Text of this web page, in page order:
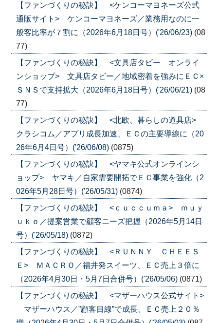
【ファンづくりの秘訣】 <ケンコーマヨネーズ公式
通販サイト> ケンコーマヨネーズ／業務用なのに一
般客比率が７割に（2026年6月18日号）('26/06/23) (08
77)
【ファンづくりの秘訣】 <文具店タビー オンライ
ンショップ> 文具店タビー／地域密着を強みにＥＣ×
ＳＮＳで支持拡大（2026年6月18日号）('26/06/21) (08
77)
【ファンづくりの秘訣】 <北欧、暮らしの道具店>
クラシコム／アプリ成長加速、ＥＣの主要導線に（20
26年6月4日号）('26/06/08) (0875)
【ファンづくりの秘訣】 <ヤマキ公式オンラインシ
ョップ> ヤマキ／自家需要開拓でＥＣ事業を強化（2
026年5月28日号）('26/05/31) (0874)
【ファンづくりの秘訣】 <ｃｕｃｃｕｍａ> ｍｕｙ
ｕｋｏ／提案営業で顧客ニーズ把握（2026年5月14日
号）('26/05/18) (0872)
【ファンづくりの秘訣】 <ＲＵＮＮＹ ＣＨＥＥＳ
Ｅ> ＭＡＣＲＯ／福井発スイーツ、ＥＣ売上３倍に
（2026年4月30日・5月7日合併号）('26/05/06) (0871)
【ファンづくりの秘訣】 <マザーハウス公式サイト>
マザーハウス／”顧客目線”で成長、ＥＣ売上２０％